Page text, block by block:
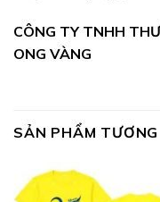
CÔNG TY TNHH
ONG VÀNG
SẢN PHẨM